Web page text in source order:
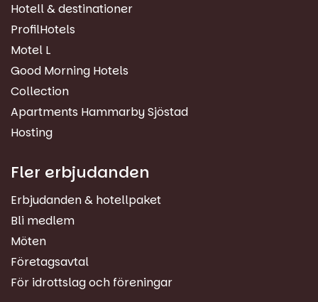
Hotell & destinationer
ProfilHotels
Motel L
Good Morning Hotels
Collection
Apartments Hammarby Sjöstad
Hosting
Fler erbjudanden
Erbjudanden & hotellpaket
Bli medlem
Möten
Företagsavtal
För idrottslag och föreningar